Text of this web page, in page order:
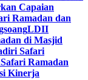
Capaian
Ramadan dan
LDII
di Masjid
Safari
Safari Ramadan
Kinerja